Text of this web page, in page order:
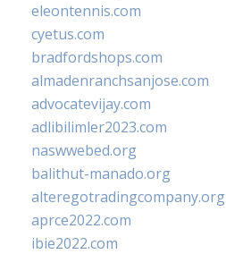
eleontennis.com
cyetus.com
bradfordshops.com
almadenranchsanjose.com
advocatevijay.com
adlibilimler2023.com
naswwebed.org
balithut-manado.org
alteregotradingcompany.org
aprce2022.com
ibie2022.com